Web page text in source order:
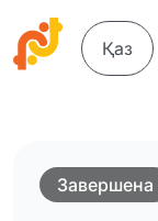
Қаз
Завершена